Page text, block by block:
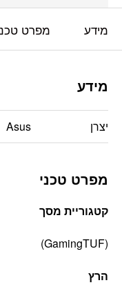
מידע מפרט
מידע
יצרן Asus
מפרט טכני
קטגוריית מסך
(GamingTUF)
הרץ